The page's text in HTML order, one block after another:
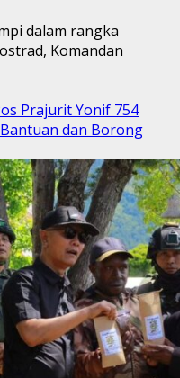
dalam rangka
Komandan
Prajurit Yonif 754
dan Borong